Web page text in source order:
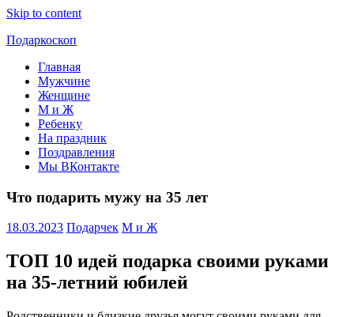
Skip to content
Подаркоскоп
Поможем
выбрать
подарить
Главная
Мужчине
Женщине
М и Ж
Ребенку
На праздник
Поздравления
Мы ВКонтакте
Что подарить мужу на 35 лет
18.03.2023 Подарчек М и Ж
ТОП 10 идей подарка своими руками
на 35-летний юбилей